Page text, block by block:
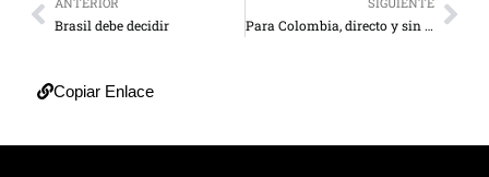
Brasil debe decidir Para Colombia, directo y sin escalas
Copiar Enlace